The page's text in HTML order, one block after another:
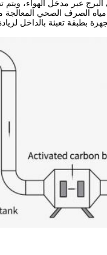
الصحي المعالجة من